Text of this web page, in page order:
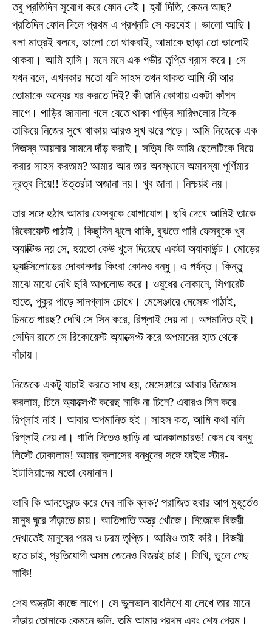
তবু প্রতিদিন সুযোগ করে ফোন দেই। হ্যাঁ দিতি, কেমন আছ?
প্রতিদিন ফোন দিলে প্রথম এ প্রশ্নটি সে করবেই। ভালো আছি।
বলা মাত্রই বলবে, ভালো তো থাকবাই, আমাকে ছাড়া তো ভালোই
থাকবা। আমি হাসি। মনে মনে এক গভীর তৃপ্তি গ্রাস করে। সে
যখন বলে, এখনকার মতো যদি সাহস তখন থাকত আমি কী আর
তোমাকে অন্যের ঘর করতে দিই? কী জানি কোথায় একটা কাঁপন
লাগে। গাড়ির জানালা গলে যেতে থাকা গাড়ির সারিগুলোর দিকে
তাকিয়ে নিজের সুখে থাকায় আরও সুখ ঝরে পড়ে। আমি নিজেকে এক
নিজস্ব আয়নার সামনে দাঁড় করাই। সত্যি কি আমি ছেলেটিকে বিয়ে
করার সাহস করতাম? আমার আর তার অবস্থানে অমাবস্যা পূর্ণিমার
দূরত্ব নিয়ে!! উত্তরটা অজানা নয়। খুব জানা। নিশ্চয়ই নয়।
তার সঙ্গে হঠাৎ আমার ফেসবুকে যোগাযোগ। ছবি দেখে আমিই তাকে
রিকোয়েস্ট পাঠাই। কিছুদিন ঝুলে থাকি, বুঝতে পারি ফেসবুকে খুব
অ্যাক্টিভ নয় সে, হয়তো কেউ খুলে দিয়েছে একটা অ্যাকাউন্ট। মোড়ের
ফ্ল্যাক্সিলোডের দোকানদার কিংবা কোনও বন্ধু। এ পর্যন্ত। কিন্তু
মাঝে মাঝে দেখি ছবি আপলোড করে। ওষুধের দোকানে, সিগারেট
হাতে, পুকুর পাড়ে সানগ্লাস চোখে। মেসেঞ্জারে মেসেজ পাঠাই,
চিনতে পারছ? দেখি সে সিন করে, রিপ্লাই দেয় না। অপমানিত হই।
সেদিন রাতে সে রিকোয়েস্ট অ্যাক্সেপ্ট করে অপমানের হাত থেকে
বাঁচায়।
নিজেকে একটু যাচাই করতে সাধ হয়, মেসেঞ্জারে আবার জিজ্ঞেস
করলাম, চিনে অ্যাক্সেপ্ট করেছ নাকি না চিনে? এবারও সিন করে
রিপ্লাই নাই। আবার অপমানিত হই। সাহস কত, আমি কথা বলি
রিপ্লাই দেয় না। গালি দিতেও ছাড়ি না আনকালচারড! কেন যে বন্ধু
লিস্টে ঢোকালাম! আমার ক্লাসের বন্ধুদের সঙ্গে ফাইভ স্টার-
ইটালিয়ানের মতো বেমানান।
ভাবি কি আনফ্রেন্ড করে দেব নাকি ব্লক? পরাজিত হবার আগ মুহূর্তেও
মানুষ ঘুরে দাঁড়াতে চায়। আতিপাতি অস্ত্র খোঁজে। নিজেকে বিজয়ী
দেখাতেই মানুষের পরম ও চরম তৃপ্তি। আমিও তাই করি। বিজয়ী
হতে চাই, প্রতিযোগী অসম জেনেও বিজয়ই চাই। লিখি, ভুলে গেছ
নাকি!
শেষ অস্ত্রটা কাজে লাগে। সে ভুলভাল বাংলিশে যা লেখে তার মানে
দাঁড়ায় তোমাকে কেমনে ভুলি, তুমি আমার প্রথম এবং শেষ প্রেম।